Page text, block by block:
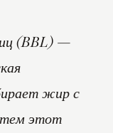
(BBL) —
жир с
этот